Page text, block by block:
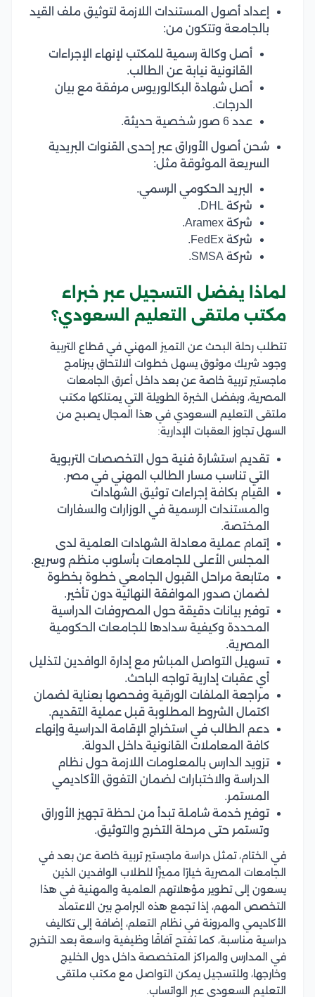
إعداد أصول المستندات اللازمة لتوثيق ملف القيد
بالجامعة وتتكون من:
أصل وكالة رسمية للمكتب لإنهاء الإجراءات
القانونية نيابة عن الطالب.
أصل شهادة البكالوريوس مرفقة مع بيان
الدرجات.
عدد 6 صور شخصية حديثة.
شحن أصول الأوراق عبر إحدى القنوات البريدية
السريعة الموثوقة مثل:
البريد الحكومي الرسمي.
شركة DHL.
شركة Aramex.
شركة FedEx.
شركة SMSA.
لماذا يفضل التسجيل عبر خبراء
مكتب ملتقى التعليم السعودي؟
تتطلب رحلة البحث عن التميز المهني في قطاع التربية
وجود شريك موثوق يسهل خطوات الالتحاق ببرنامج
ماجستير تربية خاصة عن بعد داخل أعرق الجامعات
المصرية، وبفضل الخبرة الطويلة التي يمتلكها مكتب
ملتقى التعليم السعودي في هذا المجال يصبح من
السهل تجاوز العقبات الإدارية:
تقديم استشارة فنية حول التخصصات التربوية
التي تناسب مسار الطالب المهني في مصر.
القيام بكافة إجراءات توثيق الشهادات
والمستندات الرسمية في الوزارات والسفارات
المختصة.
إتمام عملية معادلة الشهادات العلمية لدى
المجلس الأعلى للجامعات بأسلوب منظم وسريع.
متابعة مراحل القبول الجامعي خطوة بخطوة
لضمان صدور الموافقة النهائية دون تأخير.
توفير بيانات دقيقة حول المصروفات الدراسية
المحددة وكيفية سدادها للجامعات الحكومية
المصرية.
تسهيل التواصل المباشر مع إدارة الوافدين لتذليل
أي عقبات إدارية تواجه الباحث.
مراجعة الملفات الورقية وفحصها بعناية لضمان
اكتمال الشروط المطلوبة قبل عملية التقديم.
دعم الطالب في استخراج الإقامة الدراسية وإنهاء
كافة المعاملات القانونية داخل الدولة.
تزويد الدارس بالمعلومات اللازمة حول نظام
الدراسة والاختبارات لضمان التفوق الأكاديمي
المستمر.
توفير خدمة شاملة تبدأ من لحظة تجهيز الأوراق
وتستمر حتى مرحلة التخرج والتوثيق.
في الختام، تمثل دراسة ماجستير تربية خاصة عن بعد في
الجامعات المصرية خيارًا مميزًا للطلاب الوافدين الذين
يسعون إلى تطوير مؤهلاتهم العلمية والمهنية في هذا
التخصص المهم، إذا تجمع هذه البرامج بين الاعتماد
الأكاديمي والمرونة في نظام التعلم، إضافة إلى تكاليف
دراسية مناسبة، كما تفتح آفاقًا وظيفية واسعة بعد التخرج
في المدارس والمراكز المتخصصة داخل دول الخليج
وخارجها، وللتسجيل يمكن التواصل مع مكتب ملتقى
التعليم السعودي عبر الواتساب.